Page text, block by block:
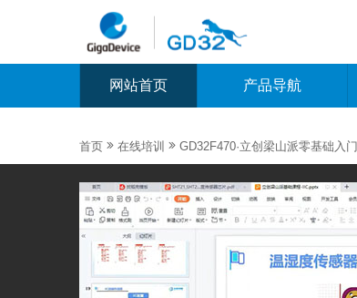
网站首页 产品导航
首页  在线培训  GD32F470·立创梁山派零基础入